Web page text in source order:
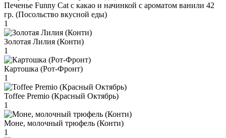
Печенье Funny Сat с какао и начинкой с ароматом ванили 42
гр. (Посольство вкусной еды)
1
Золотая Лилия (Конти)
1
Картошка (Рот-Фронт)
1
Toffee Premio (Красный Октябрь)
1
Моне, молочный трюфель (Конти)
1